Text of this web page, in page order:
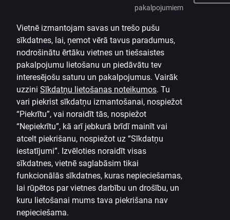
pakalpojumiem
Vietnē izmantojam savas un trešo pušu
sīkdatnes, lai, ņemot vērā tavus paradumus,
nodrošinātu ērtāku vietnes un tiešsaistes
pakalpojumu lietošanu un piedāvātu tev
interesējošu saturu un pakalpojumus. Vairāk
uzzini Sīkdatņu lietošanas noteikumos. Tu
vari piekrist sīkdatņu izmantošanai, nospiežot
“Piekrītu”, vai noraidīt tās, nospiežot
“Nepiekrītu”, kā arī jebkurā brīdī mainīt vai
atcelt piekrišanu, nospiežot uz “Sīkdatņu
iestatījumi”. Izvēloties noraidīt visas
sīkdatnes, vietnē saglabāsim tikai
funkcionālās sīkdatnes, kuras nepieciešamas,
lai rūpētos par vietnes darbību un drošību, un
kuru lietošanai mums tava piekrišana nav
nepieciešama.